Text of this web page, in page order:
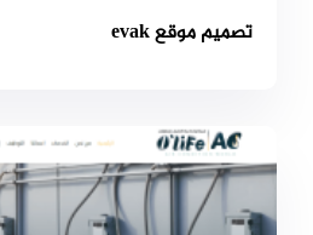
تصميم موقع evak